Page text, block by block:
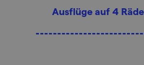
Ausflüge auf 4